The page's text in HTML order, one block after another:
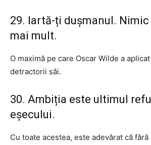
29. Iartă-ți dușmanul.
mai mult.
O maximă pe care Oscar Wilde a
detractorii săi.
30. Ambiția este ultimul
eșecului.
Cu toate acestea, este adevărat că